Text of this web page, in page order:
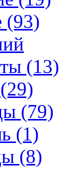
(93)
(13)
(79)
(1)
(8)